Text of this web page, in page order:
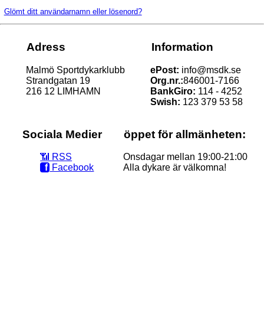
Glömt ditt användarnamn eller lösenord?
Adress
Malmö Sportdykarklubb
Strandgatan 19
216 12 LIMHAMN
Information
ePost: info@msdk.se
Org.nr.:846001-7166
BankGiro: 114 - 4252
Swish: 123 379 53 58
Sociala Medier
📶‭ RSS
f Facebook
öppet för allmänheten:
Onsdagar mellan 19:00-21:00
Alla dykare är välkomna!